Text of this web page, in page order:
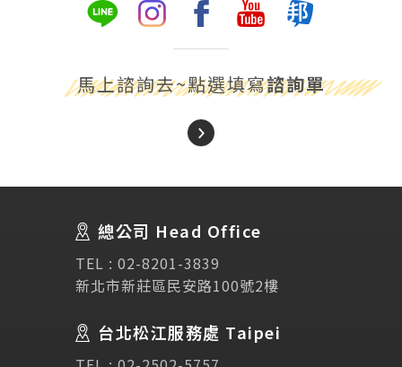
講座活動
Testimonial
馬上諮詢去~點選填寫諮詢單
總公司 Head Office
TEL : 02-8201-3839
新北市新莊區民安路100號2樓
台北松江服務處 Taipei